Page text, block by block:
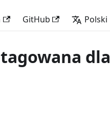
GitHub Polski
dla